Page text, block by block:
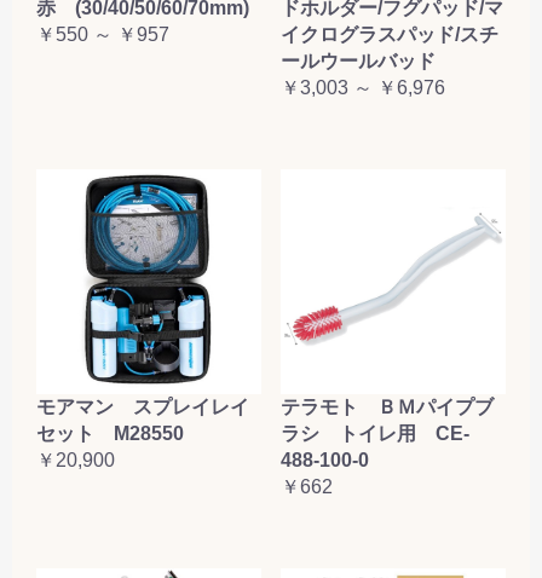
お買い物を続ける カートへ進む
赤 (30/40/50/60/70mm)
￥550 ～ ￥957
ドホルダー/フグパッド/マ
イクログラスパッド/スチ
ールウールバッド
￥3,003 ～ ￥6,976
モアマン スプレイレイ
セット M28550
￥20,900
テラモト ＢＭパイプブ
ラシ トイレ用 CE-
488-100-0
￥662